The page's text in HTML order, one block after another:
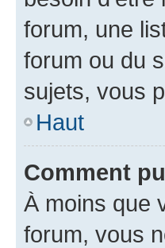
forum, une
forum ou du
sujets, vous
Haut
Comment
À moins que
forum, vous